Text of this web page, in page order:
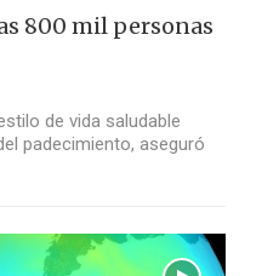
800 mil personas
de vida saludable
padecimiento, aseguró